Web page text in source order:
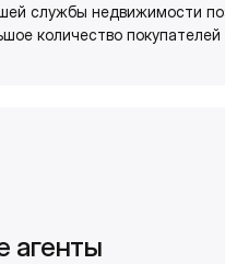
службы недвижимости
количество покупателей
агенты